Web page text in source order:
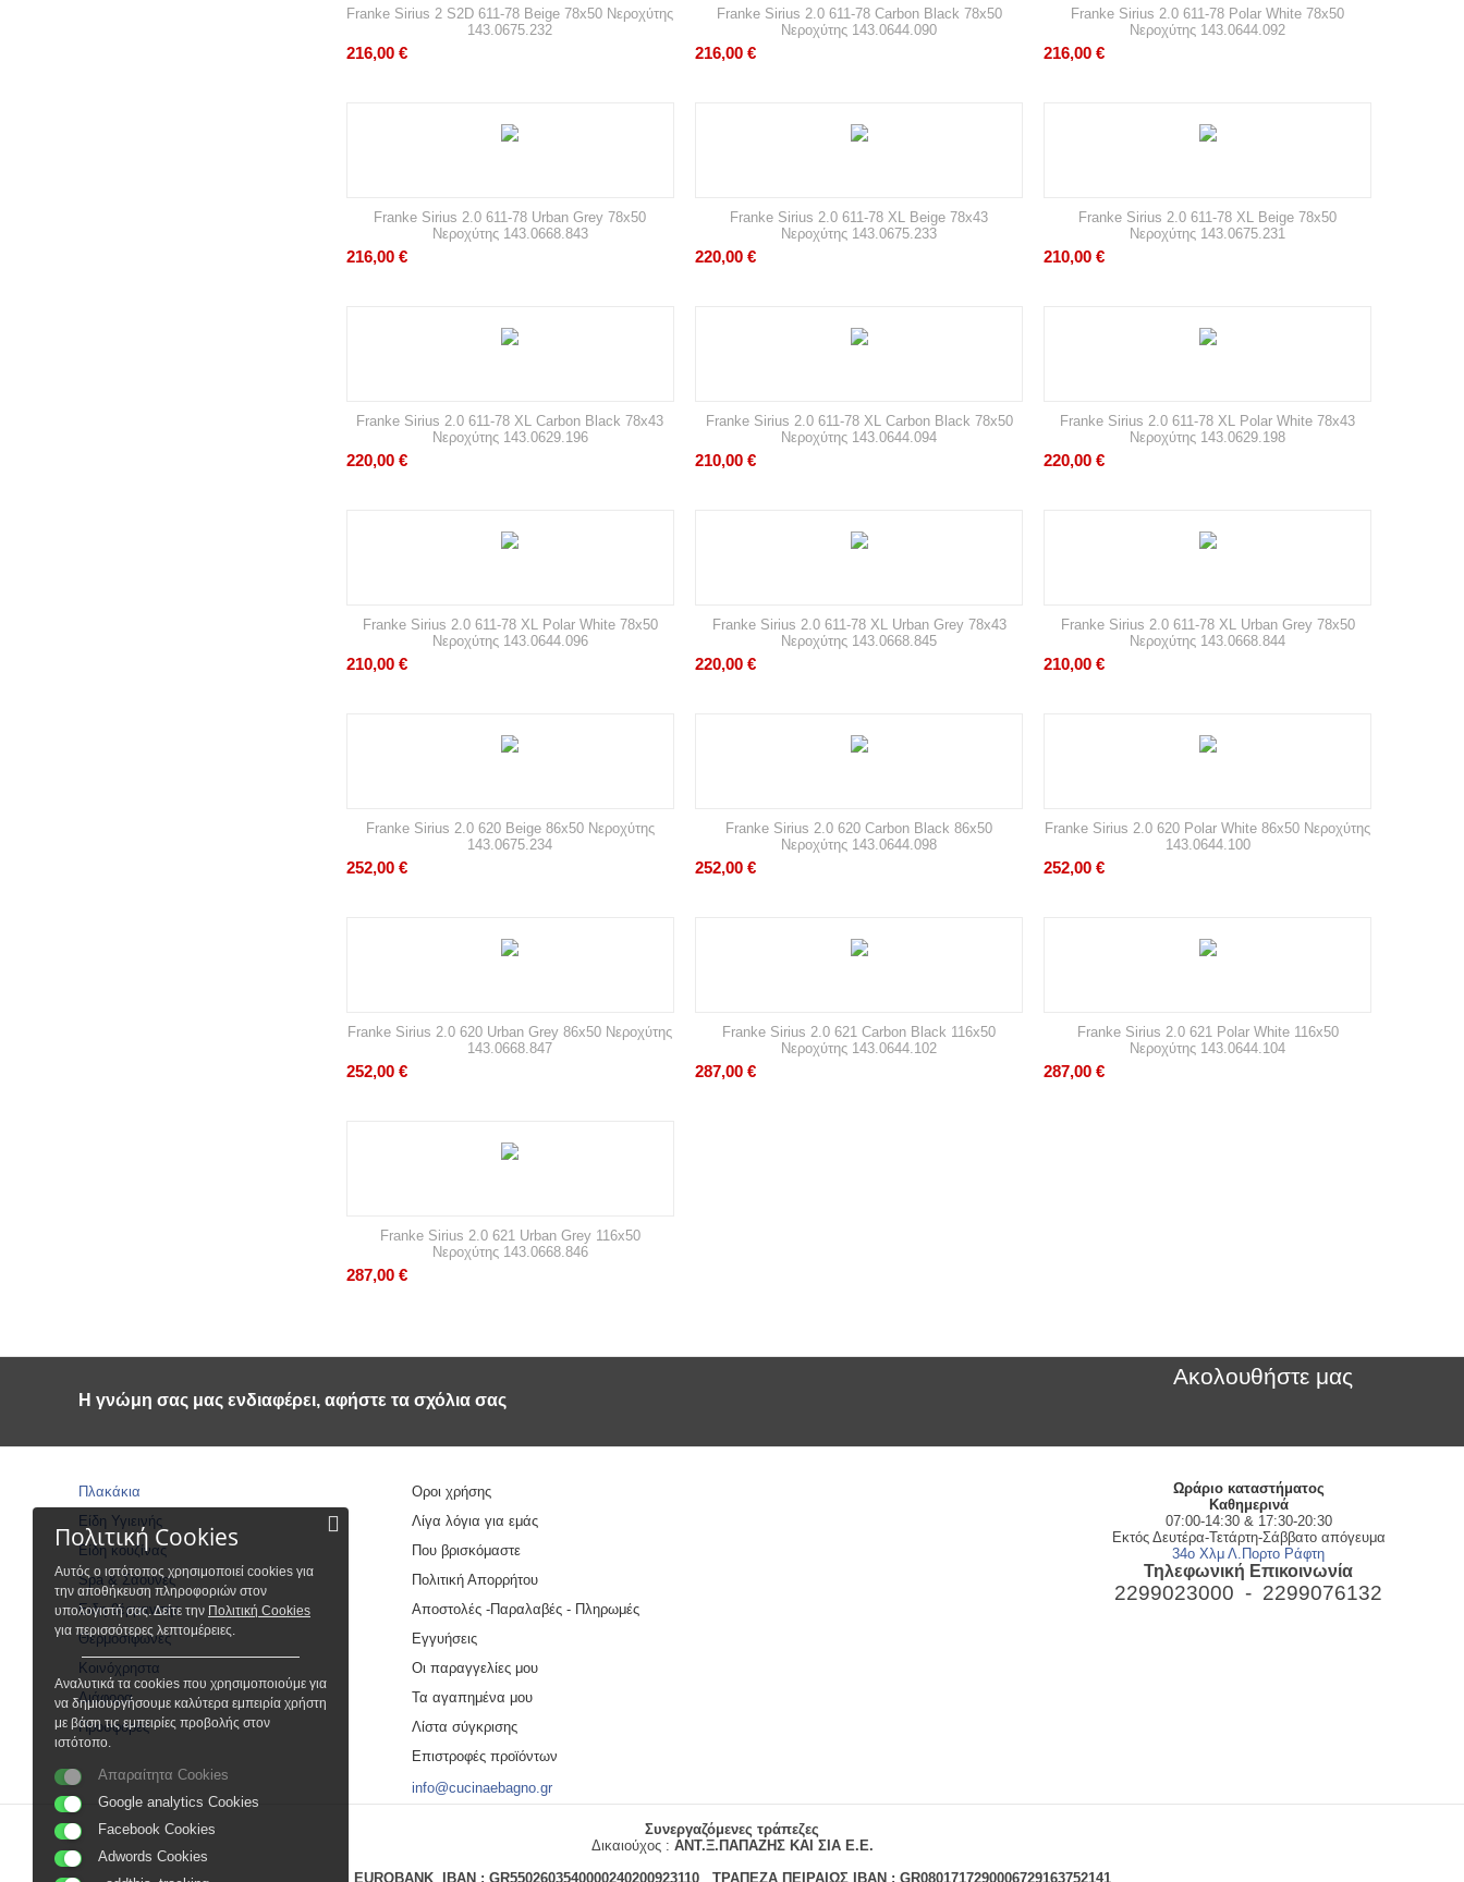
Franke Sirius 2 S2D 611-78 Beige 78x50 Νεροχύτης
143.0675.232
216,00 €
Franke Sirius 2.0 611-78 Carbon Black 78x50
Νεροχύτης 143.0644.090
216,00 €
Franke Sirius 2.0 611-78 Polar White 78x50
Νεροχύτης 143.0644.092
216,00 €
Franke Sirius 2.0 611-78 Urban Grey 78x50
Νεροχύτης 143.0668.843
216,00 €
Franke Sirius 2.0 611-78 XL Beige 78x43
Νεροχύτης 143.0675.233
220,00 €
Franke Sirius 2.0 611-78 XL Beige 78x50
Νεροχύτης 143.0675.231
210,00 €
Franke Sirius 2.0 611-78 XL Carbon Black 78x43
Νεροχύτης 143.0629.196
220,00 €
Franke Sirius 2.0 611-78 XL Carbon Black 78x50
Νεροχύτης 143.0644.094
210,00 €
Franke Sirius 2.0 611-78 XL Polar White 78x43
Νεροχύτης 143.0629.198
220,00 €
Franke Sirius 2.0 611-78 XL Polar White 78x50
Νεροχύτης 143.0644.096
210,00 €
Franke Sirius 2.0 611-78 XL Urban Grey 78x43
Νεροχύτης 143.0668.845
220,00 €
Franke Sirius 2.0 611-78 XL Urban Grey 78x50
Νεροχύτης 143.0668.844
210,00 €
Franke Sirius 2.0 620 Beige 86x50 Νεροχύτης
143.0675.234
252,00 €
Franke Sirius 2.0 620 Carbon Black 86x50
Νεροχύτης 143.0644.098
252,00 €
Franke Sirius 2.0 620 Polar White 86x50 Νεροχύτης
143.0644.100
252,00 €
Franke Sirius 2.0 620 Urban Grey 86x50 Νεροχύτης
143.0668.847
252,00 €
Franke Sirius 2.0 621 Carbon Black 116x50
Νεροχύτης 143.0644.102
287,00 €
Franke Sirius 2.0 621 Polar White 116x50
Νεροχύτης 143.0644.104
287,00 €
Franke Sirius 2.0 621 Urban Grey 116x50
Νεροχύτης 143.0668.846
287,00 €
Η γνώμη σας μας ενδιαφέρει, αφήστε τα σχόλια σας
Ακολουθήστε μας
Πλακάκια
Είδη Υγιεινής
Είδη κουζίνας
Spa & Σάουνες
Ειδη θέρμανσης
Θερμοσίφωνες
Κοινόχρηστα
Διάφορα
Προσφορές
Οροι χρήσης
Λίγα λόγια για εμάς
Που βρισκόμαστε
Πολιτική Απορρήτου
Αποστολές -Παραλαβές - Πληρωμές
Εγγυήσεις
Οι παραγγελίες μου
Τα αγαπημένα μου
Λίστα σύγκρισης
Επιστροφές προϊόντων
info@cucinaebagno.gr
Ωράριο καταστήματος
Kαθημερινά
07:00-14:30 & 17:30-20:30
Εκτός Δευτέρα-Τετάρτη-Σάββατο απόγευμα
34ο Χλμ Λ.Πορτο Ράφτη
Τηλεφωνική Επικοινωνία
2299023000 - 2299076132
Συνεργαζόμενες τράπεζες
Δικαιούχος : ΑΝΤ.Ξ.ΠΑΠΑΖΗΣ ΚΑΙ ΣΙΑ Ε.Ε.
EUROBANK
IBAN : GR5502603540000240200923110 ΤΡΑΠΕΖΑ ΠΕΙΡΑΙΩΣ IBAN : GR0801717290006729163752141
Πολιτική Cookies
Αυτός ο ιστότοπος χρησιμοποιεί cookies για
την αποθήκευση πληροφοριών στον
υπολογιστή σας. Δείτε την Πολιτική Cookies
για περισσότερες λεπτομέρειες.
Αναλυτικά τα cookies που χρησιμοποιούμε για
να δημιουργήσουμε καλύτερα εμπειρία χρήστη
με βάση τις εμπειρίες προβολής στον
ιστότοπο.
Απαραίτητα Cookies
Google analytics Cookies
Facebook Cookies
Adwords Cookies